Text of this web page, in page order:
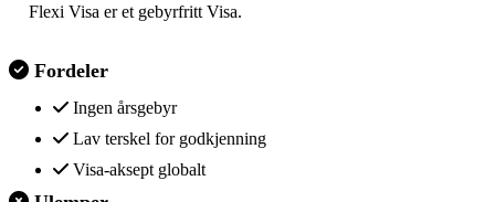
Flexi Visa er et gebyrfritt Visa.
Fordeler
Ingen årsgebyr
Lav terskel for godkjenning
Visa-aksept globalt